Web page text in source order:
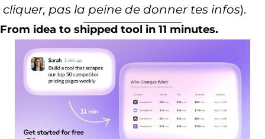
cliquer, pas la peine de donner tes infos).
From idea to shipped tool in 11 minutes.